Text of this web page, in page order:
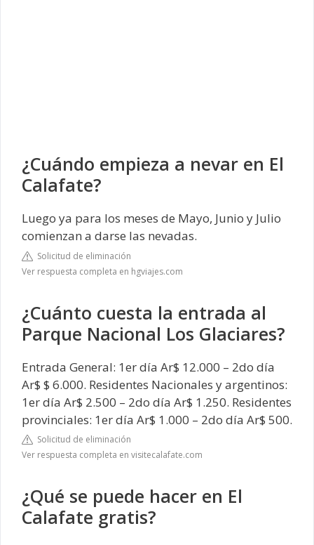
¿Cuándo empieza a nevar en El
Calafate?
Luego ya para los meses de Mayo, Junio y Julio
comienzan a darse las nevadas.
Solicitud de eliminación
Ver respuesta completa en hgviajes.com
¿Cuánto cuesta la entrada al
Parque Nacional Los Glaciares?
Entrada General: 1er día Ar$ 12.000 – 2do día
Ar$ $ 6.000. Residentes Nacionales y argentinos:
1er día Ar$ 2.500 – 2do día Ar$ 1.250. Residentes
provinciales: 1er día Ar$ 1.000 – 2do día Ar$ 500.
Solicitud de eliminación
Ver respuesta completa en visitecalafate.com
¿Qué se puede hacer en El
Calafate gratis?